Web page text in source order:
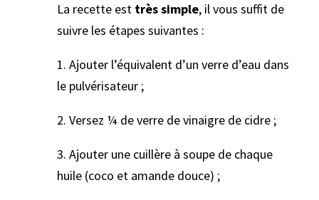
La recette est très simple, il vous suffit de
suivre les étapes suivantes :
1. Ajouter l’équivalent d’un verre d’eau dans
le pulvérisateur ;
2. Versez ¼ de verre de vinaigre de cidre ;
3. Ajouter une cuillère à soupe de chaque
huile (coco et amande douce) ;